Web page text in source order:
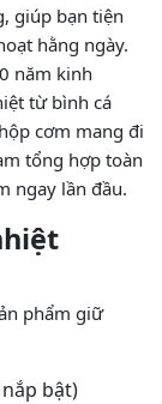
giúp bạn tiện
hằng ngày.
năm kinh
từ bình cá
cơm mang đi
tổng hợp toàn
ngay lần đầu.
phẩm giữ
bật)